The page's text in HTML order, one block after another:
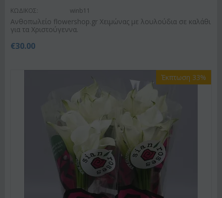
ΚΩΔΙΚΟΣ: winb11
Ανθοπωλείο flowershop.gr Χειμώνας με λουλούδια σε καλάθι
για τα Χριστούγεννα.
€30.00
Έκπτωση 33%